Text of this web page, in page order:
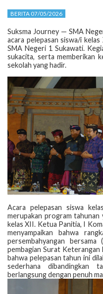
BERITA 07/05/2026
Suksma Journey — SMA
acara pelepasan siswa/i
SMA Negeri 1 Sukawati.
sukacita, serta memberikan
sekolah yang hadir.
Acara pelepasan siswa
merupakan program
kelas XII. Ketua Panitia, I
menyampaikan bahwa
persembahyangan
pembagian Surat Keterangan
bahwa pelepasan tahun ini
sederhana dibandingkan
berlangsung dengan penuh